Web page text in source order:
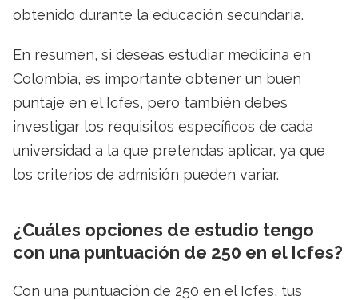
obtenido durante la educación secundaria.
En resumen, si deseas estudiar medicina en
Colombia, es importante obtener un buen
puntaje en el Icfes, pero también debes
investigar los requisitos específicos de cada
universidad a la que pretendas aplicar, ya que
los criterios de admisión pueden variar.
¿Cuáles opciones de estudio tengo
con una puntuación de 250 en el Icfes?
Con una puntuación de 250 en el Icfes, tus